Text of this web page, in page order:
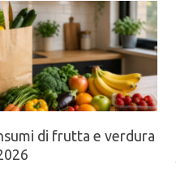
di frutta e verdura